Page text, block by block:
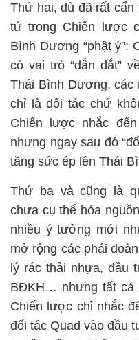
Thứ hai, dù đã rất
tứ trong Chiến lược
Bình Dương “phật
có vai trò “dẫn dắt”
Thái Bình Dương,
chỉ là đối tác chứ
Chiến lược nhắc
nhưng ngay sau đó
tăng sức ép lên Thái
Thứ ba và cũng là
chưa cụ thể hóa
nhiều ý tưởng mới
mở rộng các phái
lý rác thải nhựa, đầu
BĐKH… nhưng tất cả
Chiến lược chỉ nhắc
đối tác Quad vào đầu